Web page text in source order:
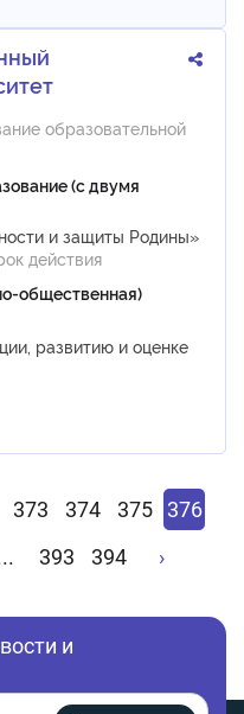
образовательной
(с двумя
и защиты Родины»
действия
общественная)
развитию и оценке
373 374 375
376
393 394 ›
и